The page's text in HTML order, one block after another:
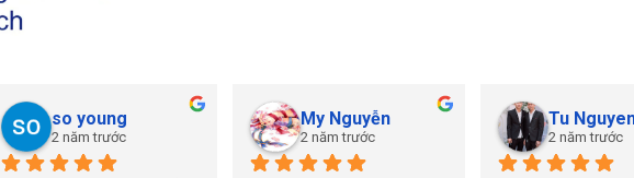
so young
2 năm trước
My Nguyễn
2 năm trước
Tu
2 năm trước